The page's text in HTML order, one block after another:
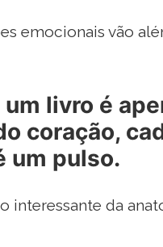
emocionais vão
livro é
coração,
um pulso.
interessante da